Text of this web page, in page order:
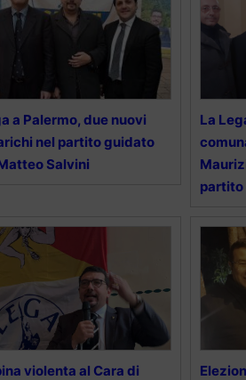
a Palermo, due nuovi
nel partito guidato
Salvini
La
partito
violenta al Cara di